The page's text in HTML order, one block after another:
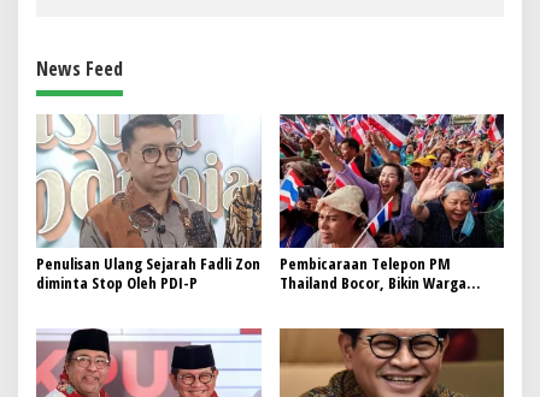
News Feed
Penulisan Ulang Sejarah Fadli Zon
diminta Stop Oleh PDI-P
Pembicaraan Telepon PM
Thailand Bocor, Bikin Warga